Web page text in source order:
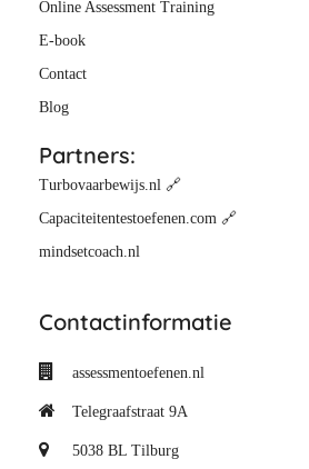
Online Assessment Training
E-book
Contact
Blog
Partners:
Turbovaarbewijs.nl 🔗
Capaciteitentestoefenen.com 🔗
mindsetcoach.nl
Contactinformatie
assessmentoefenen.nl
Telegraafstraat 9A
5038 BL Tilburg